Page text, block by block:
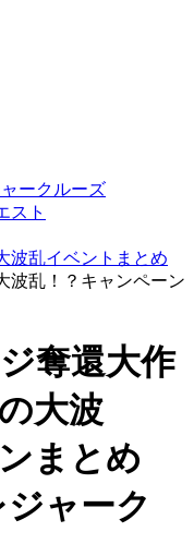
ークルーズ
スト
波乱イベントまとめ
波乱！？キャンペーン
奪還大作
大波
まとめ
ジャーク